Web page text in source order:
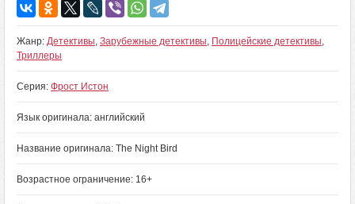
Жанр: Детективы, Зарубежные детективы, Полицейские детективы,
Триллеры
Серия: Фрост Истон
Язык оригинала: английский
Название оригинала: The Night Bird
Возрастное ограничение: 16+